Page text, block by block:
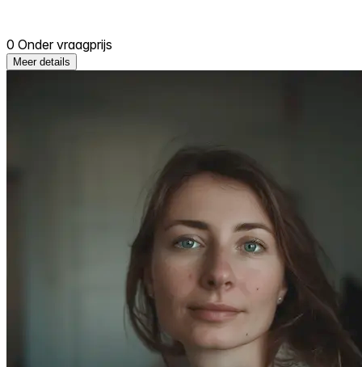
0 Onder vraagprijs
Meer details